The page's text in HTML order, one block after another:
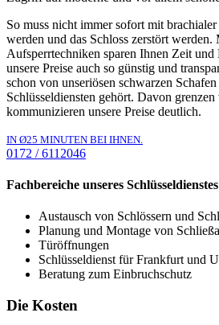
So muss nicht immer sofort mit
werden und das Schloss zerstört werden.
Aufsperrtechniken sparen Ihnen Zeit und
unsere Preise auch so günstig und
schon von unseriösen schwarzen
Schlüsseldiensten gehört. Davon
kommunizieren unsere Preise deutlich.
IN Ø25 MINUTEN BEI IHNEN.
0172 / 6112046
Fachbereiche unseres
Austausch von Schlössern und
Planung und Montage von
Türöffnungen
Schlüsseldienst für Frankfurt und
Beratung zum Einbruchschutz
Die Kosten